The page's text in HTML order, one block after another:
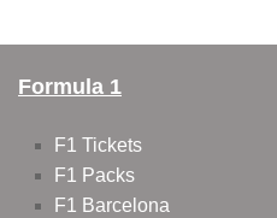
Formula 1
F1 Tickets
F1 Packs
F1 Barcelona